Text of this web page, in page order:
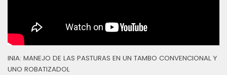
INIA: MANEJO DE LAS PASTURAS EN UN TAMBO CONVENCIONAL Y
UNO ROBATIZADOL